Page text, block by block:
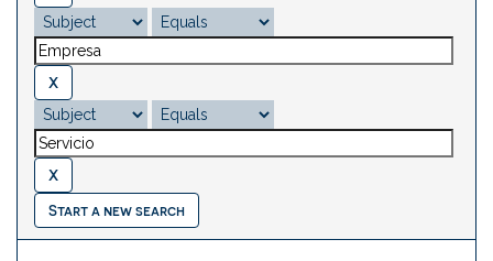
Start a new search